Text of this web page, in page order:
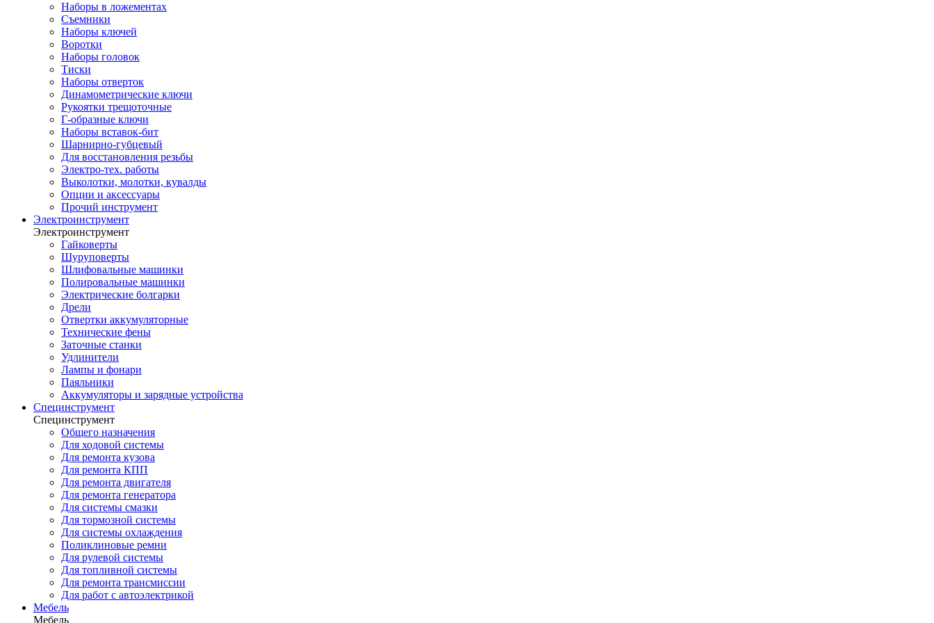
Наборы в ложементах
Съемники
Наборы ключей
Воротки
Наборы головок
Тиски
Наборы отверток
Динамометрические ключи
Рукоятки трещоточные
Г-образные ключи
Наборы вставок-бит
Шарнирно-губцевый
Для восстановления резьбы
Электро-тех. работы
Выколотки, молотки, кувалды
Опции и аксессуары
Прочий инструмент
Электроинструмент
Электроинструмент
Гайковерты
Шуруповерты
Шлифовальные машинки
Полировальные машинки
Электрические болгарки
Дрели
Отвертки аккумуляторные
Технические фены
Заточные станки
Удлинители
Лампы и фонари
Паяльники
Аккумуляторы и зарядные устройства
Специнструмент
Специнструмент
Общего назначения
Для ходовой системы
Для ремонта кузова
Для ремонта КПП
Для ремонта двигателя
Для ремонта генератора
Для системы смазки
Для тормозной системы
Для системы охлаждения
Поликлиновые ремни
Для рулевой системы
Для топливной системы
Для ремонта трансмиссии
Для работ с автоэлектрикой
Мебель
Мебель